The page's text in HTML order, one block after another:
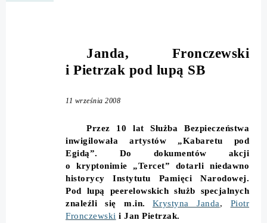
Janda, Fronczewski
i Pietrzak pod lupą SB
11 września 2008
Przez 10 lat Służba Bezpieczeństwa
inwigilowała artystów „Kabaretu pod
Egidą”. Do dokumentów akcji
o kryptonimie „Tercet” dotarli niedawno
historycy Instytutu Pamięci Narodowej.
Pod lupą peerelowskich służb specjalnych
znaleźli się m.in.
Krystyna Janda, Piotr
Fronczewski i Jan Pietrzak.